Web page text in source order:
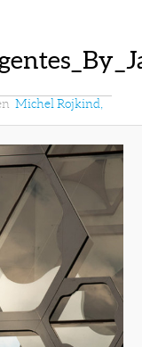
Michel Rojkind,